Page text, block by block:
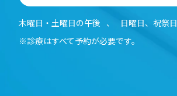
木曜日・土曜日の午後 、
日曜日、祝祭日
※診療はすべて予約が必要です。